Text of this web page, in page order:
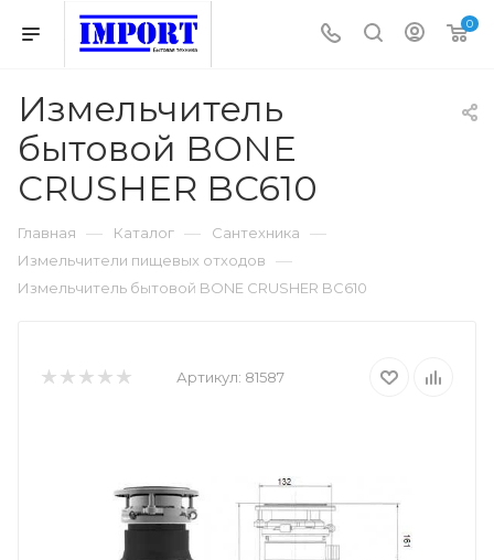
0
Измельчитель
бытовой BONE
CRUSHER BC610
Главная — Каталог — Сантехника —
Измельчители пищевых отходов —
Измельчитель бытовой BONE CRUSHER BC610
Артикул: 81587